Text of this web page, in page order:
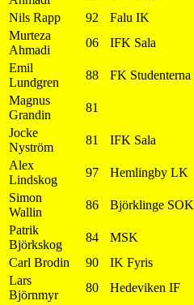
Nils Rapp
92 Falu IK
Murteza
Ahmadi
06 IFK Sala
Emil
Lundgren
88 FK Studenterna
Magnus
Grandin
81
Jocke
Nyström
81 IFK Sala
Alex
Lindskog
97 Hemlingby LK
Simon
Wallin
86 Björklinge SOK
Patrik
Björkskog
84 MSK
Carl Brodin
90 IK Fyris
Lars
Björnmyr
80 Hedeviken IF